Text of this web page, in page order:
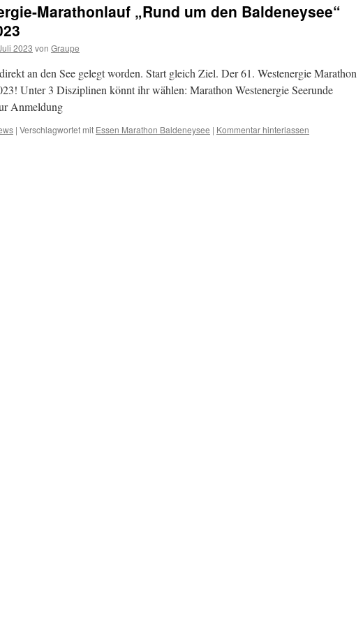
Marathonlauf „Rund um den Baldeneysee“
2023 von Graupe
an den See gelegt worden. Start gleich Ziel. Der 61. Westenergie Marathon
Unter 3 Disziplinen könnt ihr wählen: Marathon Westenergie Seerunde
Anmeldung
| Verschlagwortet mit Essen Marathon Baldeneysee | Kommentar hinterlassen